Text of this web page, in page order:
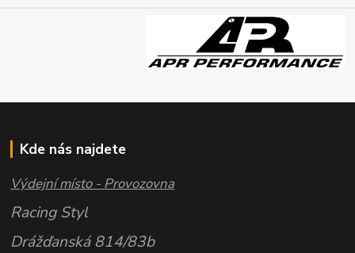
Kde nás najdete
Výdejní místo - Provozovna
Racing Styl
Drážďanská 814/83b